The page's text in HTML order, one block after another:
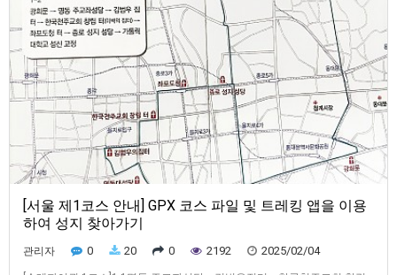
[서울 제1코스 안내] GPX 코스 파일 및 트레킹 앱을 이용
하여 성지 찾아가기
관리자 0 20 0 2192 2025/02/04